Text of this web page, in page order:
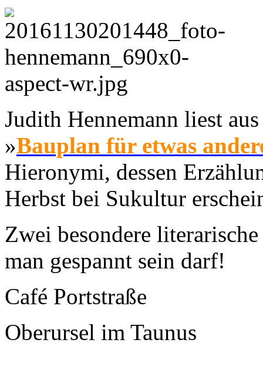
Judith Hennemann liest
»Bauplan für etwas
Hieronymi, dessen
Herbst bei Sukultur
Zwei besondere
man gespannt sein darf!
Café Portstraße
Oberursel im Taunus